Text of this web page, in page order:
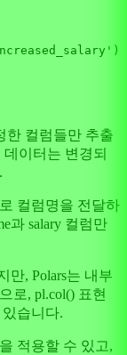
)
한 컬럼들만 추출
이터는 변경되
컬럼명을 전달하
과 salary 컬럼만
만, Polars는 내부
로, pl.col() 표현
습니다.
적용할 수 있고,